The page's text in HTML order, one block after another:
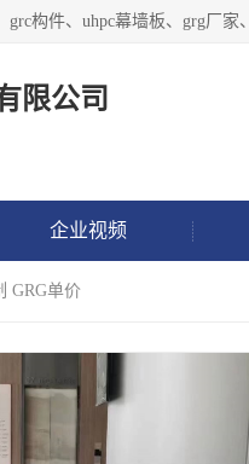
限公司
企业视频
GRG单价